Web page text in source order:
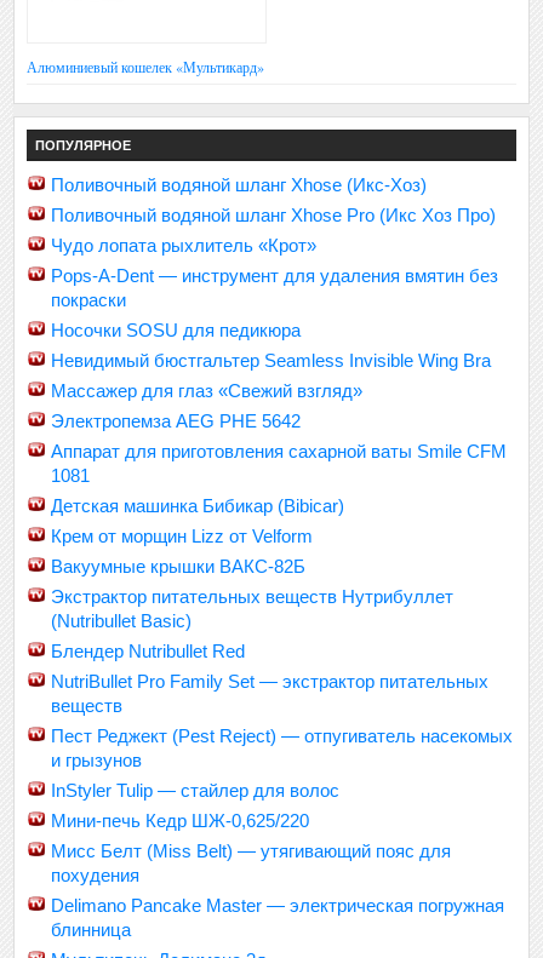
Алюминиевый кошелек «Мультикард»
ПОПУЛЯРНОЕ
Поливочный водяной шланг Xhose (Икс-Хоз)
Поливочный водяной шланг Xhose Pro (Икс Хоз Про)
Чудо лопата рыхлитель «Крот»
Pops-A-Dent — инструмент для удаления вмятин без
покраски
Носочки SOSU для педикюра
Невидимый бюстгальтер Seamless Invisible Wing Bra
Массажер для глаз «Свежий взгляд»
Электропемза AEG PHE 5642
Аппарат для приготовления сахарной ваты Smile CFM
1081
Детская машинка Бибикар (Bibicar)
Крем от морщин Lizz от Velform
Вакуумные крышки ВАКС-82Б
Экстрактор питательных веществ Нутрибуллет
(Nutribullet Basic)
Блендер Nutribullet Red
NutriBullet Pro Family Set — экстрактор питательных
веществ
Пест Реджект (Pest Reject) — отпугиватель насекомых
и грызунов
InStyler Tulip — стайлер для волос
Мини-печь Кедр ШЖ-0,625/220
Мисс Белт (Miss Belt) — утягивающий пояс для
похудения
Delimano Pancake Master — электрическая погружная
блинница